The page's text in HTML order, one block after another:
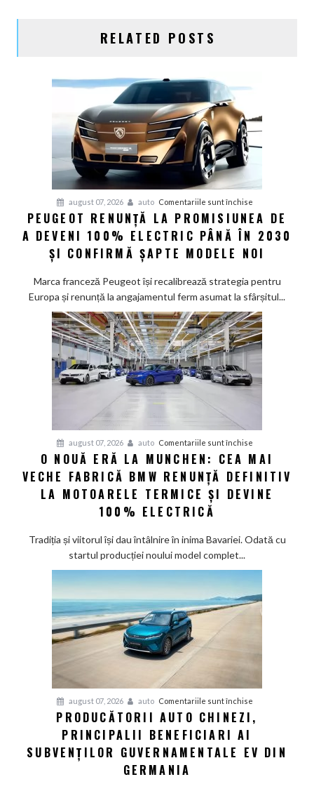
RELATED POSTS
august 07, 2026 auto Comentariile sunt închise
Peugeot
renunță
la
de
a
100%
electric
până
2030
șapte
noi
PEUGEOT RENUNȚĂ LA PROMISIUNEA DE
A DEVENI 100% ELECTRIC PÂNĂ ÎN 2030
ȘI CONFIRMĂ ȘAPTE MODELE NOI
Marca franceză Peugeot își recalibrează strategia pentru
Europa și renunță la angajamentul ferm asumat la sfârșitul...
august 07, 2026 auto Comentariile sunt închise
O
nouă
eră
Cea
BMW
renunță
și
100%
O NOUĂ ERĂ LA MUNCHEN: CEA MAI
VECHE FABRICĂ BMW RENUNȚĂ DEFINITIV
LA MOTOARELE TERMICE ȘI DEVINE
100% ELECTRICĂ
Tradiția și viitorul își dau întâlnire în inima Bavariei. Odată cu
startul producției noului model complet...
august 07, 2026 auto Comentariile sunt închise
chinezi,
PRODUCĂTORII AUTO CHINEZI,
PRINCIPALII BENEFICIARI AI
SUBVENȚILOR GUVERNAMENTALE EV DIN
GERMANIA